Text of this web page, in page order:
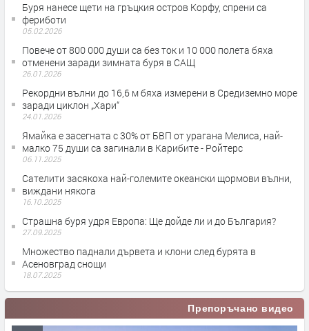
Буря нанесе щети на гръцкия остров Корфу, спрени са
фериботи
05.02.2026
Повече от 800 000 души са без ток и 10 000 полета бяха
отменени заради зимната буря в САЩ
26.01.2026
Рекордни вълни до 16,6 м бяха измерени в Средиземно море
заради циклон „Хари“
24.01.2026
Ямайка е засегната с 30% от БВП от урагана Мелиса, най-
малко 75 души са загинали в Карибите - Ройтерс
06.11.2025
Сателити засякоха най-големите океански щормови вълни,
виждани някога
16.10.2025
Страшна буря удря Европа: Ще дойде ли и до България?
27.09.2025
Множество паднали дървета и клони след бурята в
Асеновград снощи
18.07.2025
Препоръчано видео